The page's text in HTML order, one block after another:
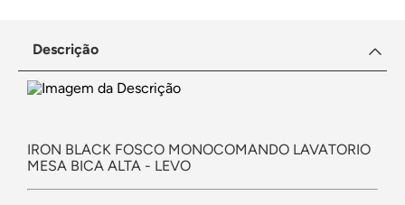
Descrição
IRON BLACK FOSCO MONOCOMANDO LAVATORIO
MESA BICA ALTA - LEVO